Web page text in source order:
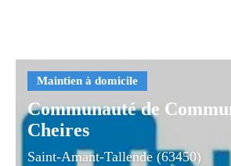
Communauté de
Cheires
Saint-Amant-Tallende (63450)